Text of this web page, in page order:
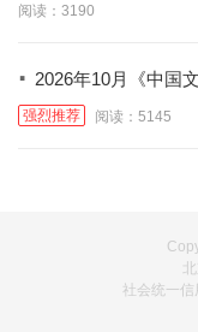
阅读：3190
· 2026年10月《中国
强烈推荐 阅读：5145
社会统一